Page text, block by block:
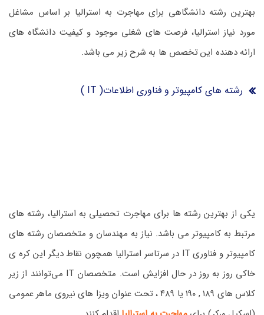
بهترین رشته دانشگاهی برای مهاجرت به استرالیا بر اساس مشاغل
مورد نیاز استرالیا، فرصت های شغلی موجود و کیفیت دانشگاه های
ارائه دهنده این تخصص ها به شرح زیر می باشد.
رشته های کامپیوتر و فناوری اطلاعات( IT )
یکی از بهترین رشته ها برای مهاجرت تحصیلی به استرالیا، رشته های
مرتبط به کامپیوتر می باشد. نیاز به مهندسان و متخصصان رشته های
کامپیوتر و فناوری IT در سرتاسر استرالیا همچون نقاط دیگر این کره ی
خاکی روز به روز در حال افزایش است. متخصصان IT می‌توانند از زیر
کلاس های ۱۸۹ , ۱۹۰ یا ۴۸۹ ، تحت عنوان ویزا های نیروی ماهر عمومی